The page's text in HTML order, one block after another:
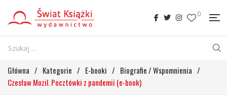
0
Główna / Kategorie / E-booki / Biografie / Wspomnienia /
Czesław Mozil. Pocztówki z pandemii (e-book)